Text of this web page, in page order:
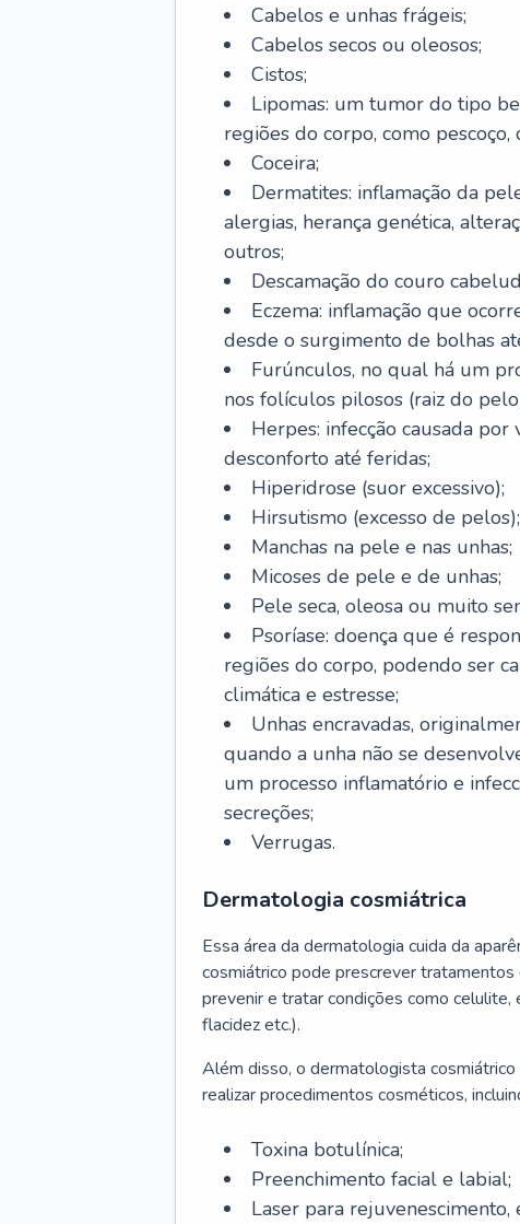
Cabelos e unhas frágeis;
Cabelos secos ou oleosos;
Cistos;
Lipomas: um tumor do tipo
regiões do corpo, como pescoço,
Coceira;
Dermatites: inflamação da
alergias, herança genética,
outros;
Descamação do couro
Eczema: inflamação que
desde o surgimento de bolhas
Furúnculos, no qual há um
nos folículos pilosos (raiz do
Herpes: infecção causada
desconforto até feridas;
Hiperidrose (suor excessivo);
Hirsutismo (excesso de pelos);
Manchas na pele e nas unhas;
Micoses de pele e de unhas;
Pele seca, oleosa ou muito
Psoríase: doença que é
regiões do corpo, podendo ser
climática e estresse;
Unhas encravadas,
quando a unha não se
um processo inflamatório e
secreções;
Verrugas.
Dermatologia cosmiátrica
Essa área da dermatologia cuida da
cosmiátrico pode prescrever
prevenir e tratar condições como celulite,
flacidez etc.).
Além disso, o dermatologista
realizar procedimentos cosméticos,
Toxina botulínica;
Preenchimento facial e labial;
Laser para rejuvenescimento,